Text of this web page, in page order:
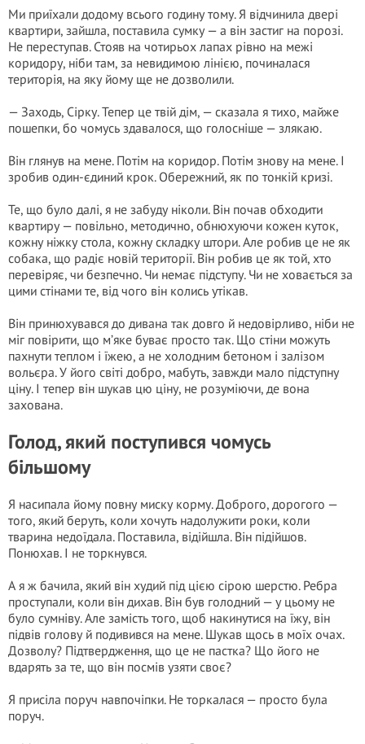
Ми приїхали додому всього годину тому. Я відчинила двері
квартири, зайшла, поставила сумку — а він застиг на порозі.
Не переступав. Стояв на чотирьох лапах рівно на межі
коридору, ніби там, за невидимою лінією, починалася
територія, на яку йому ще не дозволили.
— Заходь, Сірку. Тепер це твій дім, — сказала я тихо, майже
пошепки, бо чомусь здавалося, що голосніше — злякаю.
Він глянув на мене. Потім на коридор. Потім знову на мене. І
зробив один-єдиний крок. Обережний, як по тонкій кризі.
Те, що було далі, я не забуду ніколи. Він почав обходити
квартиру — повільно, методично, обнюхуючи кожен куток,
кожну ніжку стола, кожну складку штори. Але робив це не як
собака, що радіє новій території. Він робив це як той, хто
перевіряє, чи безпечно. Чи немає підступу. Чи не ховається за
цими стінами те, від чого він колись утікав.
Він принюхувався до дивана так довго й недовірливо, ніби не
міг повірити, що м’яке буває просто так. Що стіни можуть
пахнути теплом і їжею, а не холодним бетоном і залізом
вольєра. У його світі добро, мабуть, завжди мало підступну
ціну. І тепер він шукав цю ціну, не розуміючи, де вона
захована.
Голод, який поступився чомусь
більшому
Я насипала йому повну миску корму. Доброго, дорогого —
того, який беруть, коли хочуть надолужити роки, коли
тварина недоїдала. Поставила, відійшла. Він підійшов.
Понюхав. І не торкнувся.
А я ж бачила, який він худий під цією сірою шерстю. Ребра
проступали, коли він дихав. Він був голодний — у цьому не
було сумніву. Але замість того, щоб накинутися на їжу, він
підвів голову й подивився на мене. Шукав щось в моїх очах.
Дозволу? Підтвердження, що це не пастка? Що його не
вдарять за те, що він посмів узяти своє?
Я присіла поруч навпочіпки. Не торкалася — просто була
поруч.